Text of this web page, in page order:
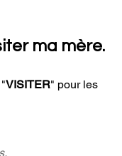
ma mère.
VISITER" pour les
.